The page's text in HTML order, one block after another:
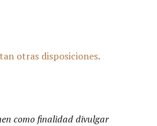
otras disposiciones.
como finalidad divulgar